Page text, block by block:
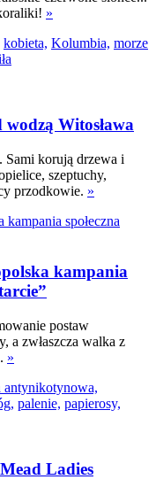
»
kobieta, Kolumbia, morze
wodzą Witosława
korują drzewa i
szeptuchy,
przodkowie. »
kampania
postaw
a zwłaszcza walka z
»
antynikotynowa,
palenie, papierosy,
Ladies